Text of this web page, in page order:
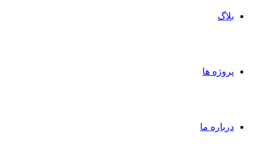
بلاگ
پروژه ها
درباره ما